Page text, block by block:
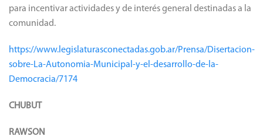
para incentivar actividades y de interés general destinadas a la
comunidad.
https://www.legislaturasconectadas.gob.ar/Prensa/Disertacion-
sobre-La-Autonomia-Municipal-y-el-desarrollo-de-la-
Democracia/7174
CHUBUT
RAWSON